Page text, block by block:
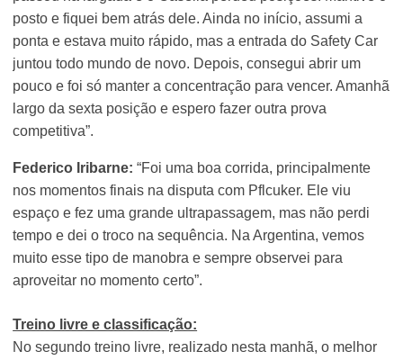
posto e fiquei bem atrás dele. Ainda no início, assumi a
ponta e estava muito rápido, mas a entrada do Safety Car
juntou todo mundo de novo. Depois, consegui abrir um
pouco e foi só manter a concentração para vencer. Amanhã
largo da sexta posição e espero fazer outra prova
competitiva”.
Federico Iribarne: “Foi uma boa corrida, principalmente
nos momentos finais na disputa com Pflcuker. Ele viu
espaço e fez uma grande ultrapassagem, mas não perdi
tempo e dei o troco na sequência. Na Argentina, vemos
muito esse tipo de manobra e sempre observei para
aproveitar no momento certo”.
Treino livre e classificação:
No segundo treino livre, realizado nesta manhã, o melhor